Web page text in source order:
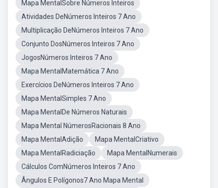
Mapa MentalSobre Números Inteiros
Atividades DeNúmeros Inteiros 7 Ano
Multiplicação DeNúmeros Inteiros 7 Ano
Conjunto DosNúmeros Inteiros 7 Ano
JogosNúmeros Inteiros 7 Ano
Mapa MentalMatemática 7 Ano
Exercícios DeNúmeros Inteiros 7 Ano
Mapa MentalSimples 7 Ano
Mapa MentalDe Números Naturais
Mapa Mental NúmerosRacionais 8 Ano
Mapa MentalAdição
Mapa MentalCriativo
Mapa MentalRadiciação
Mapa MentalNumerais
Cálculos ComNúmeros Inteiros 7 Ano
Ângulos E Polígonos7 Ano Mapa Mental